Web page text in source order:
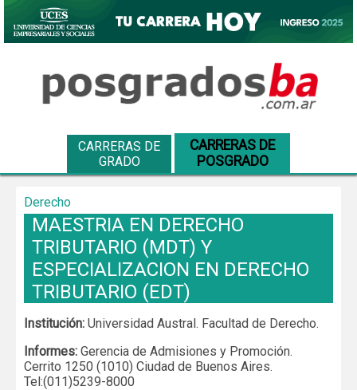
CARRERAS DE
GRADO
CARRERAS DE
POSGRADO
Derecho
MAESTRIA EN DERECHO
TRIBUTARIO (MDT) Y
ESPECIALIZACION EN DERECHO
TRIBUTARIO (EDT)
Institución: Universidad Austral. Facultad de Derecho.
Informes: Gerencia de Admisiones y Promoción.
Cerrito 1250 (1010) Ciudad de Buenos Aires.
Tel:(011)5239-8000